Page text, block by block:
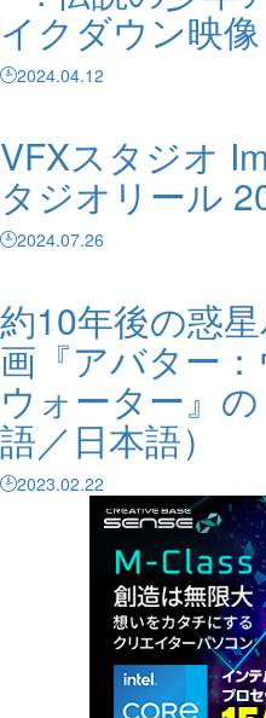
イクダウン映像
2024.04.12
VFXスタジオ
タジオリール
2024.07.26
約10年後の惑
画『アバター
ウォーター』
語／日本語）
2023.02.22